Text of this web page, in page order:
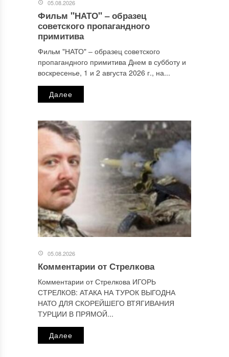
Этот сайт использует Akismet для борьбы со спамом.
Узнайте, как обрабатываются ваши данные комментариев
персональных данных.
05.08.2026
Фильм "НАТО" ‒ образец
советского пропагандного
примитива
Фильм "НАТО" ‒ образец советского
пропагандного примитива Днем в субботу и
воскресенье, 1 и 2 августа 2026 г., на...
Далее
05.08.2026
Комментарии от Стрелкова
Комментарии от Стрелкова ИГОРЬ
СТРЕЛКОВ: АТАКА НА ТУРОК ВЫГОДНА
НАТО ДЛЯ СКОРЕЙШЕГО ВТЯГИВАНИЯ
ТУРЦИИ В ПРЯМОЙ...
Далее